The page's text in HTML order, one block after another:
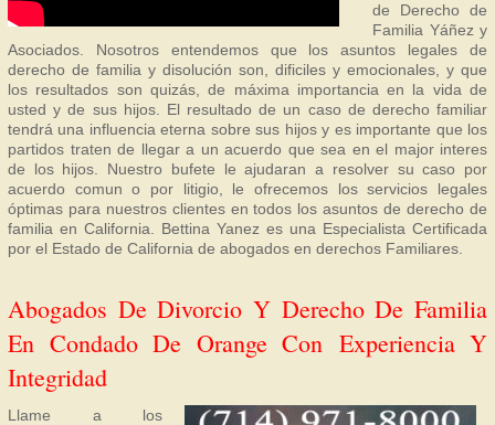
de Derecho de
Familia Yáñez y
Asociados. Nosotros entendemos que los asuntos legales de
derecho de familia y disolución son, dificiles y emocionales, y que
los resultados son quizás, de máxima importancia en la vida de
usted y de sus hijos. El resultado de un caso de derecho familiar
tendrá una influencia eterna sobre sus hijos y es importante que los
partidos traten de llegar a un acuerdo que sea en el major interes
de los hijos. Nuestro bufete le ajudaran a resolver su caso por
acuerdo comun o por litigio, le ofrecemos los servicios legales
óptimas para nuestros clientes en todos los asuntos de derecho de
familia en California. Bettina Yanez es una Especialista Certificada
por el Estado de California de abogados en derechos Familiares.
Abogados De Divorcio Y Derecho De Familia
En Condado De Orange Con Experiencia Y
Integridad
Llame a los